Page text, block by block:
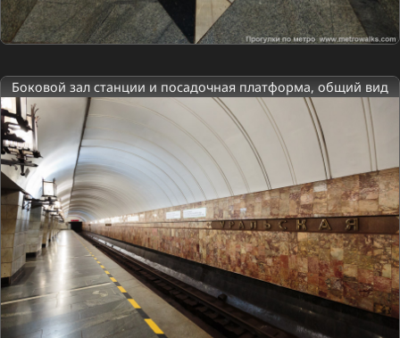
Боковой зал станции и посадочная платформа, общий вид